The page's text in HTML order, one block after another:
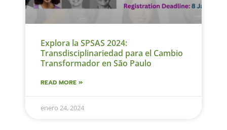
Explora la SPSAS 2024:
Transdisciplinariedad para el Cambio
Transformador en São Paulo
READ MORE »
enero 24, 2024